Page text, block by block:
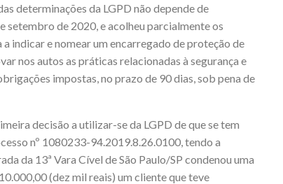
determinações da LGPD não depende de
setembro de 2020, e acolheu parcialmente os
indicar e nomear um encarregado de proteção de
nos autos as práticas relacionadas à segurança e
impostas, no prazo de 90 dias, sob pena de
decisão a utilizar-se da LGPD de que se tem
nº 1080233-94.2019.8.26.0100, tendo a
da 13ª Vara Cível de São Paulo/SP condenou uma
(dez mil reais) um cliente que teve